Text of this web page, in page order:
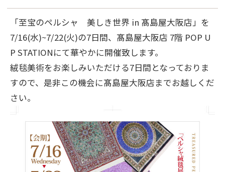
「至宝のペルシャ 美しき世界 in 髙島屋大阪店」を
7/16(水)~7/22(火)の7日間、髙島屋大阪店 7階 POP U
P STATIONにて華やかに開催致します。
絨毯美術をお楽しみいただける7日間となっておりま
すので、是非この機会に髙島屋大阪店までお越しくだ
さい。